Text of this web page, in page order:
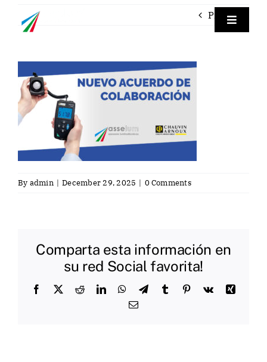
Toggle
Previous
By admin | December 29, 2025 | 0 Comments
Comparta esta información en
su red Social favorita!
Facebook
X RedditLinkedInWhatsApp
TelegramTumblr Pinterest
Vk
Xing
Email